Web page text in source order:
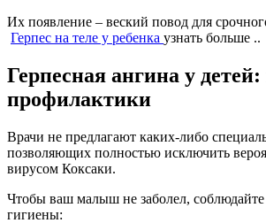
Их появление – веский повод для
Герпес на теле у ребенка узнать больше ..
Герпесная ангина у
профилактики
Врачи не предлагают каких-либо
позволяющих полностью исключить
вирусом Коксаки.
Чтобы ваш малыш не заболел,
гигиены: